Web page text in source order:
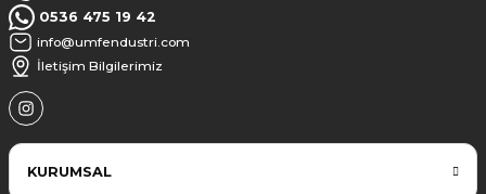
0536 475 19 42
info@umfendustri.com
İletişim Bilgilerimiz
KURUMSAL